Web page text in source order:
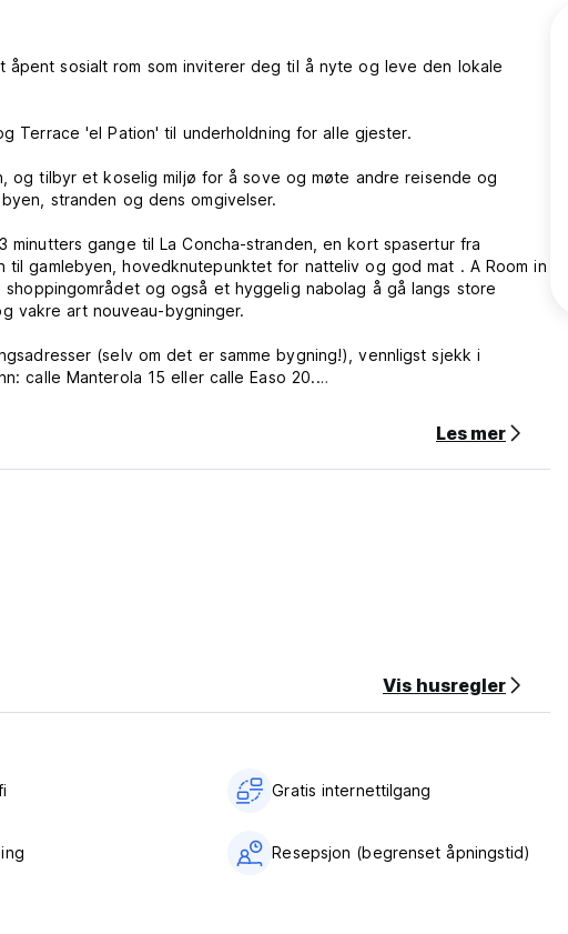
sosialt rom som inviterer deg til å nyte og leve den lokale
Terrace 'el Pation' til underholdning for alle gjester.
og tilbyr et koselig miljø for å sove og møte andre reisende og
stranden og dens omgivelser.
minutters gange til La Concha-stranden, en kort spasertur fra
gamlebyen, hovedknutepunktet for natteliv og god mat . A Room in
og også et hyggelig nabolag å gå langs store
vakre art nouveau-bygninger.
(selv om det er samme bygning!), vennligst sjekk i
calle Manterola 15 eller calle Easo 20.
spisestue utstyrt med mikrobølgeovn, brødrister, vannkoker,
på at ingen komfyr eller ovn er inkludert. ** [[ På grunn av den
sanitære anbefalinger, kan vi ikke tilby kjøkken-/spisestueservice, vi
140°F
Travels (WTTC - Global)
Les mer
Vis husregler
Gratis internettilgang
Resepsjon (begrenset åpningstid)